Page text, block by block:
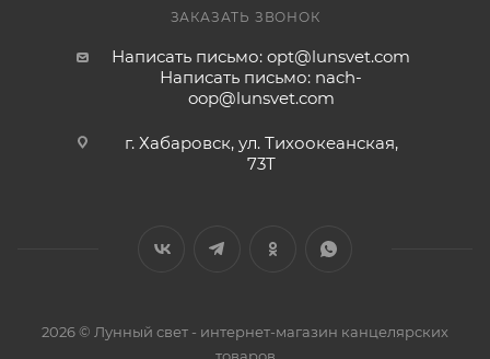
ЗАКАЗАТЬ ЗВОНОК
Написать письмо: opt@lunsvet.com
Написать письмо: nach-
oop@lunsvet.com
г. Хабаровск, ул. Тихоокеанская,
73Т
2026 © Лунный свет - интернет-магазин канцелярских